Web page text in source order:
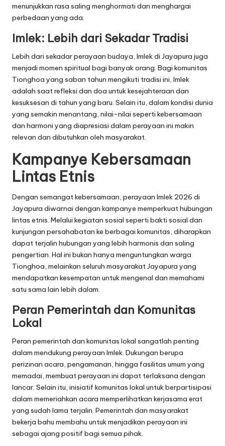
menunjukkan rasa saling menghormati dan menghargai
perbedaan yang ada.
Imlek: Lebih dari Sekadar Tradisi
Lebih dari sekadar perayaan budaya, Imlek di Jayapura juga
menjadi momen spiritual bagi banyak orang. Bagi komunitas
Tionghoa yang saban tahun mengikuti tradisi ini, Imlek
adalah saat refleksi dan doa untuk kesejahteraan dan
kesuksesan di tahun yang baru. Selain itu, dalam kondisi dunia
yang semakin menantang, nilai-nilai seperti kebersamaan
dan harmoni yang diapresiasi dalam perayaan ini makin
relevan dan dibutuhkan oleh masyarakat.
Kampanye Kebersamaan
Lintas Etnis
Dengan semangat kebersamaan, perayaan Imlek 2026 di
Jayapura diwarnai dengan kampanye memperkuat hubungan
lintas etnis. Melalui kegiatan sosial seperti bakti sosial dan
kunjungan persahabatan ke berbagai komunitas, diharapkan
dapat terjalin hubungan yang lebih harmonis dan saling
pengertian. Hal ini bukan hanya menguntungkan warga
Tionghoa, melainkan seluruh masyarakat Jayapura yang
mendapatkan kesempatan untuk mengenal dan memahami
satu sama lain lebih dalam.
Peran Pemerintah dan Komunitas
Lokal
Peran pemerintah dan komunitas lokal sangatlah penting
dalam mendukung perayaan Imlek. Dukungan berupa
perizinan acara, pengamanan, hingga fasilitas umum yang
memadai, membuat perayaan ini dapat terlaksana dengan
lancar. Selain itu, inisiatif komunitas lokal untuk berpartisipasi
dalam memeriahkan acara memperlihatkan kerjasama erat
yang sudah lama terjalin. Pemerintah dan masyarakat
bekerja bahu membahu untuk menjadikan perayaan ini
sebagai ajang positif bagi semua pihak.